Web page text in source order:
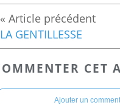
LA GENTILLESSE
CET
Ajouter un